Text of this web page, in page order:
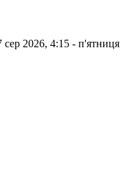
сер 2026, 4:15 - п'ятниця